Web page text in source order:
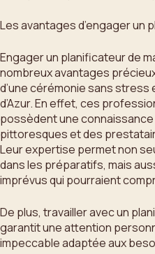
Les avantages d’engager un
Engager un planificateur de
nombreux avantages
d’une cérémonie sans stress
d’Azur. En effet, ces
possèdent une
pittoresques et des
Leur expertise permet non
dans les préparatifs, mais
imprévus qui pourraient
De plus, travailler avec un
garantit une attention
impeccable adaptée aux